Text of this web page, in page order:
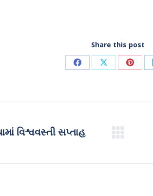
Share this post
Share
Facebook
Share
X
Share
વિશ્વવસ્તી સપ્તાહ